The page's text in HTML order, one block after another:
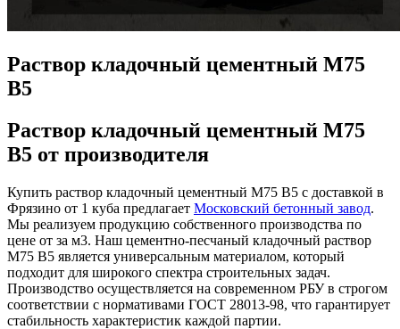
Раствор кладочный цементный М75
B5
Раствор кладочный цементный М75
B5 от производителя
Купить раствор кладочный цементный М75 B5 с доставкой в
Фрязино от 1 куба предлагает Московский бетонный завод.
Мы реализуем продукцию собственного производства по
цене от за м3. Наш цементно-песчаный кладочный раствор
М75 B5 является универсальным материалом, который
подходит для широкого спектра строительных задач.
Производство осуществляется на современном РБУ в строгом
соответствии с нормативами ГОСТ 28013-98, что гарантирует
стабильность характеристик каждой партии.